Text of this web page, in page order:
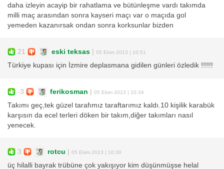
daha izleyin acayip bir rahatlama ve bütünleşme vardı takımda
milli maç arasından sonra kayseri maçı var o maçıda gol
yemeden kazanırsak ondan sonra korksunlar bizden
21 eski teksas | 05 Ekim 2013 | 10:51
Türkiye kupası için İzmire deplasmana gidilen günleri özledik !!!!!!
-3 ferikosman | 05 Ekim 2013 | 10:34
Takımı geç,tek güzel tarafımız taraftarımız kaldı.10 kişilik karabük
karşısın da ecel terleri döken bir takım,diğer takımları nasıl
yenecek.
3 rotcu | 05 Ekim 2013 | 10:30
üç hilalli bayrak trübüne çok yakışıyor kim düşünmüşse helal